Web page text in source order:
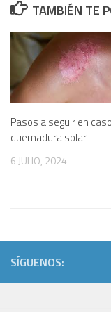
TAMBIÉN TE
Pasos a seguir en
quemadura solar
6 JULIO, 2024
SÍGUENOS: